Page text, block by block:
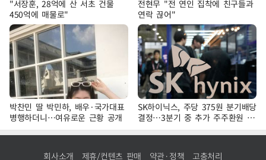
"서장훈, 28억에 산 서초 건물
450억에 매물로"
전현무 "전 연인 집착에 친구들과
연락 끊어"
박찬민 딸 박민하, 배우·국가대표
병행하더니…여유로운 근황 공개
SK하이닉스, 주당 375원 분기배당
결정…3분기 중 추가 주주환원 발
표
회사소개 제휴/컨텐츠 판매 약관·정책 고충처리